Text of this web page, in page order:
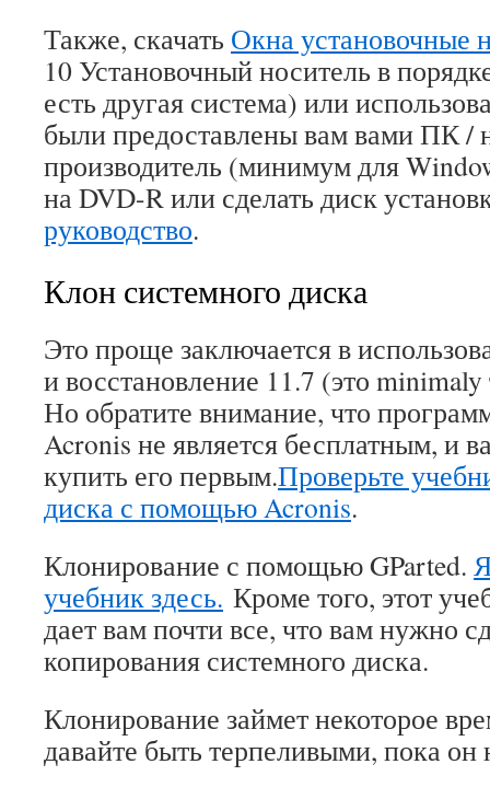
Также, скачать Окна установочные
10 Установочный носитель в
есть другая система) или
были предоставлены вам вами ПК /
производитель (минимум для
на DVD-R или сделать диск
руководство.
Клон системного диска
Это проще заключается в
и восстановление 11.7 (это
Но обратите внимание, что
Acronis не является бесплатным, и
купить его первым.Проверьте
диска с помощью Acronis.
Клонирование с помощью GParted.
учебник здесь. Кроме того, этот
дает вам почти все, что вам нужно
копирования системного диска.
Клонирование займет некоторое
давайте быть терпеливыми, пока он